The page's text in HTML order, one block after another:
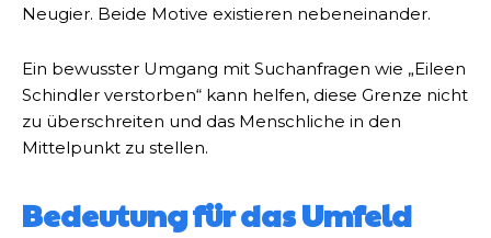
Neugier. Beide Motive existieren nebeneinander.
Ein bewusster Umgang mit Suchanfragen wie „Eileen
Schindler verstorben“ kann helfen, diese Grenze nicht
zu überschreiten und das Menschliche in den
Mittelpunkt zu stellen.
Bedeutung für das Umfeld